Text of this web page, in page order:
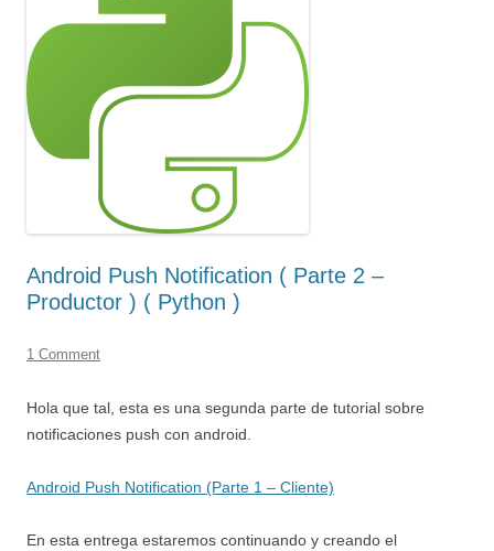
Android Push Notification ( Parte 2 –
Productor ) ( Python )
1 Comment
Hola que tal, esta es una segunda parte de tutorial sobre
notificaciones push con android.
Android Push Notification (Parte 1 – Cliente)
En esta entrega estaremos continuando y creando el